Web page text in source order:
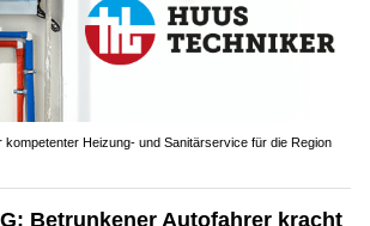
Heizung- und Sanitärservice für die Region
Betrunkener Autofahrer kracht